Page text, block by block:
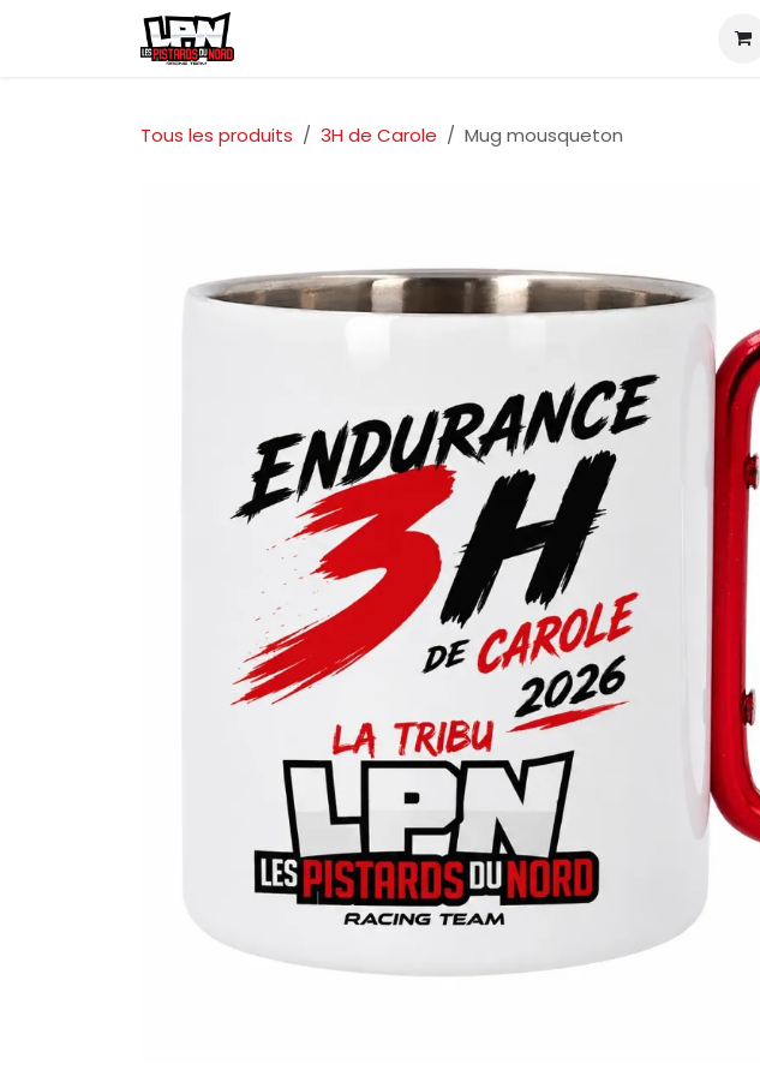
Se rendre au contenu
Contactez-nous
Tous les produits 3H de Carole Mug mousqueton